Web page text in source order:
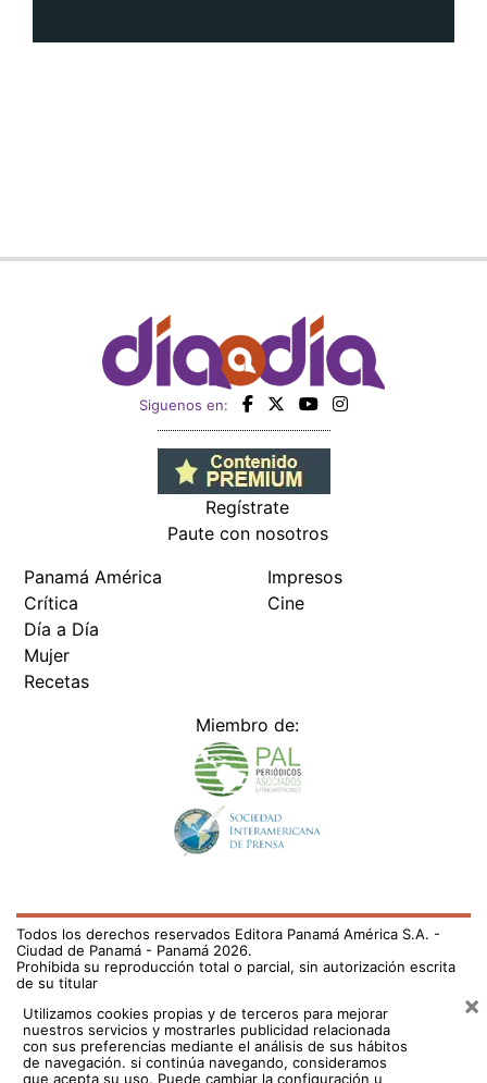
Siguenos en:
Regístrate
Paute con nosotros
Panamá América
Crítica
Día a Día
Mujer
Recetas
Impresos
Cine
Miembro de:
Todos los derechos reservados Editora Panamá América S.A. -
Ciudad de Panamá - Panamá 2026.
Prohibida su reproducción total o parcial, sin autorización escrita
de su titular
Utilizamos cookies propias y de terceros para mejorar
nuestros servicios y mostrarles publicidad relacionada
con sus preferencias mediante el análisis de sus hábitos
de navegación. si continúa navegando, consideramos
que acepta su uso. Puede cambiar la configuración u
×